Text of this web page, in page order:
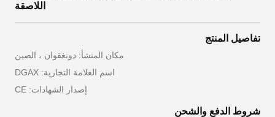
اللاصقة
تفاصيل المنتج
مكان المنشأ: دونغقوان ، الصين
اسم العلامة التجارية: DGAX
إصدار الشهادات: CE
شروط الدفع والشحن